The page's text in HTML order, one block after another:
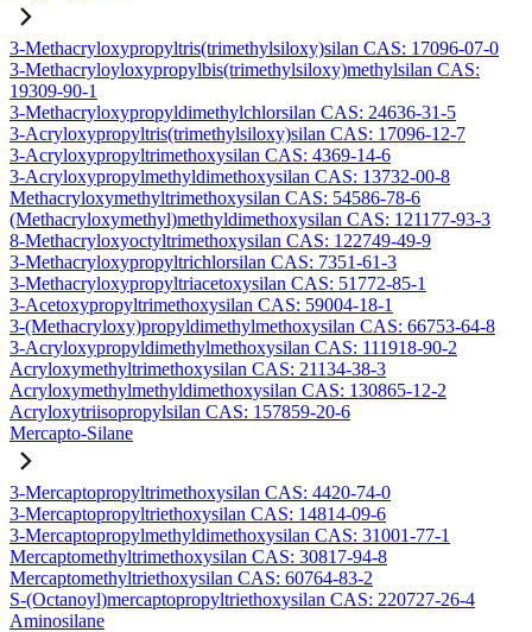
3-Methacryloxypropyltris(trimethylsiloxy)silan CAS: 17096-07-0
3-Methacryloyloxypropylbis(trimethylsiloxy)methylsilan CAS:
19309-90-1
3-Methacryloxypropyldimethylchlorsilan CAS: 24636-31-5
3-Acryloxypropyltris(trimethylsiloxy)silan CAS: 17096-12-7
3-Acryloxypropyltrimethoxysilan CAS: 4369-14-6
3-Acryloxypropylmethyldimethoxysilan CAS: 13732-00-8
Methacryloxymethyltrimethoxysilan CAS: 54586-78-6
(Methacryloxymethyl)methyldimethoxysilan CAS: 121177-93-3
8-Methacryloxyoctyltrimethoxysilan CAS: 122749-49-9
3-Methacryloxypropyltrichlorsilan CAS: 7351-61-3
3-Methacryloxypropyltriacetoxysilan CAS: 51772-85-1
3-Acetoxypropyltrimethoxysilan CAS: 59004-18-1
3-(Methacryloxy)propyldimethylmethoxysilan CAS: 66753-64-8
3-Acryloxypropyldimethylmethoxysilan CAS: 111918-90-2
Acryloxymethyltrimethoxysilan CAS: 21134-38-3
Acryloxymethylmethyldimethoxysilan CAS: 130865-12-2
Acryloxytriisopropylsilan CAS: 157859-20-6
Mercapto-Silane
3-Mercaptopropyltrimethoxysilan CAS: 4420-74-0
3-Mercaptopropyltriethoxysilan CAS: 14814-09-6
3-Mercaptopropylmethyldimethoxysilan CAS: 31001-77-1
Mercaptomethyltrimethoxysilan CAS: 30817-94-8
Mercaptomethyltriethoxysilan CAS: 60764-83-2
S-(Octanoyl)mercaptopropyltriethoxysilan CAS: 220727-26-4
Aminosilane